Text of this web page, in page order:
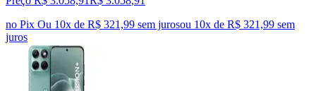
no Pix Ou 10x de R$ 321,99 sem jurosou 10x de R$ 321,99 sem
juros